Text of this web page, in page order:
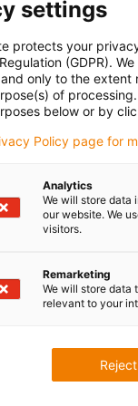
zkušebních
více než tři miliardy
pro
settings
protects your
(GDPR).
only to the extent
of
below or by
Policy page for
Analytics
We will store data
our website. We
visitors.
Remarketing
We will store data
relevant to your